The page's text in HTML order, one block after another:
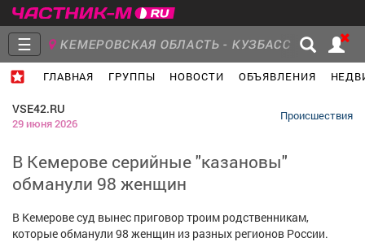
☰ КЕМЕРОВСКАЯ ОБЛАСТЬ - КУЗБАСС
ГЛАВНАЯ ГРУППЫ НОВОСТИ ОБЪЯВЛЕНИЯ
Объявления Недвижимость
VSE42.RU
29 июня 2026
Происшествия
В Кемерове серийные "казановы"
обманули 98 женщин
В Кемерове суд вынес приговор троим родственникам,
которые обманули 98 женщин из разных регионов России.